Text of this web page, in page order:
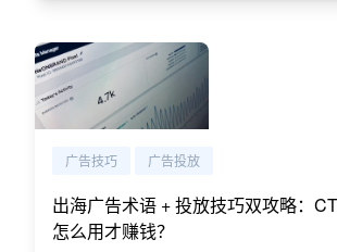
广告技巧 广告投放
出海广告术语 + 投放技巧双攻略：
怎么用才赚钱？